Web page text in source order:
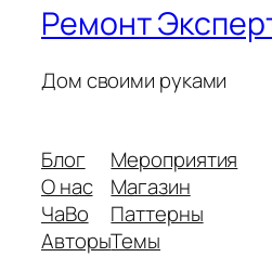
Ремонт
Дом своими руками
Блог
О нас
ЧаВо
Авторы
Мероприятия
Магазин
Паттерны
Темы